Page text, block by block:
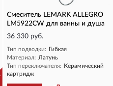
Смеситель LEMARK ALLEGRO
LM5922CW для ванны и душа
36 330 руб.
Тип подводки: Гибкая
Материал: Латунь
Тип переключателя: Керамический
картридж